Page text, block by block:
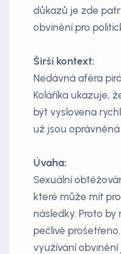
důkazů je zde
obvinění pro
Širší kontext:
Nedávná aféra
Koláříka ukazuje,
být vyslovena
už jsou
Úvaha:
Sexuální
které může mít
následky. Proto
pečlivě
využívání